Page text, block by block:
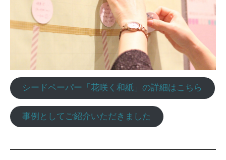
シードペーパー「花咲く和紙」の詳細はこちら
事例としてご紹介いただきました